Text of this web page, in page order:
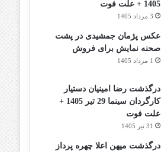
1405 + علت فوت
3 مرداد 1405
عکس پژمان جمشیدی در پشت
صحنه نمایش برای فروش
1 مرداد 1405
درگذشت رضا امینیان دستیار
کارگردان سینما 29 تیر 1405 +
علت فوت
31 تیر 1405
درگذشت میهن اعلا چهره پرداز